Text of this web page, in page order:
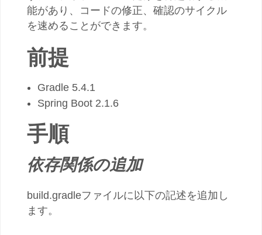
能があり、コードの修正、確認のサイクル
を速めることができます。
前提
Gradle 5.4.1
Spring Boot 2.1.6
手順
依存関係の追加
build.gradleファイルに以下の記述を追加し
ます。